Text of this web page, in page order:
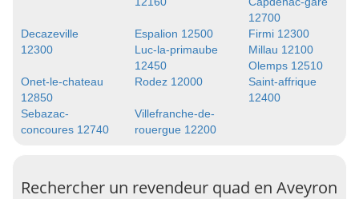
12700
Decazeville
12300
Espalion 12500
Firmi 12300
Luc-la-primaube
12450
Millau 12100
Olemps 12510
Onet-le-chateau
12850
Rodez 12000
Saint-affrique
12400
Sebazac-
concoures 12740
Villefranche-de-
rouergue 12200
Rechercher un revendeur quad en Aveyron